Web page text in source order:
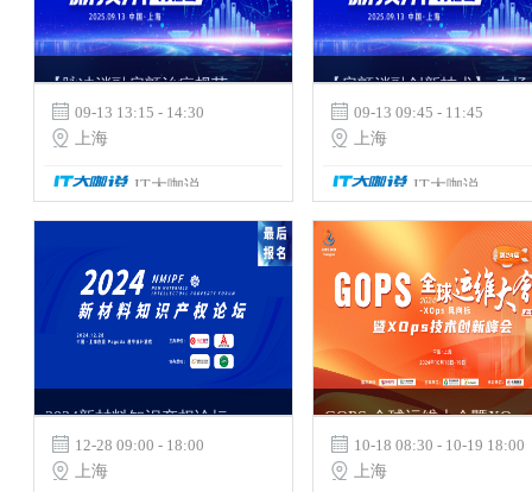
【脉冲消融房颤治疗规范化及高质量手术操作】 专场
 09-13 13:15 - 14:30
 上海
IT大咖说
【房颤消融创新技术】 专场
 09-13 09:45 - 11:45
 上海
IT大咖说
2024新材料知识产权论坛
 12-28 09:00 - 18:00
 上海
GOPS 全球运维大会暨XOps 技
 10-18 08:30 - 10-19 18:00
 上海